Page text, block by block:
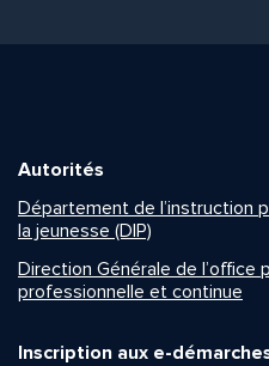
Autorités
Département de l’instruction
la jeunesse (DIP)
Direction Générale de l’office
professionnelle et continue
Inscription aux e-